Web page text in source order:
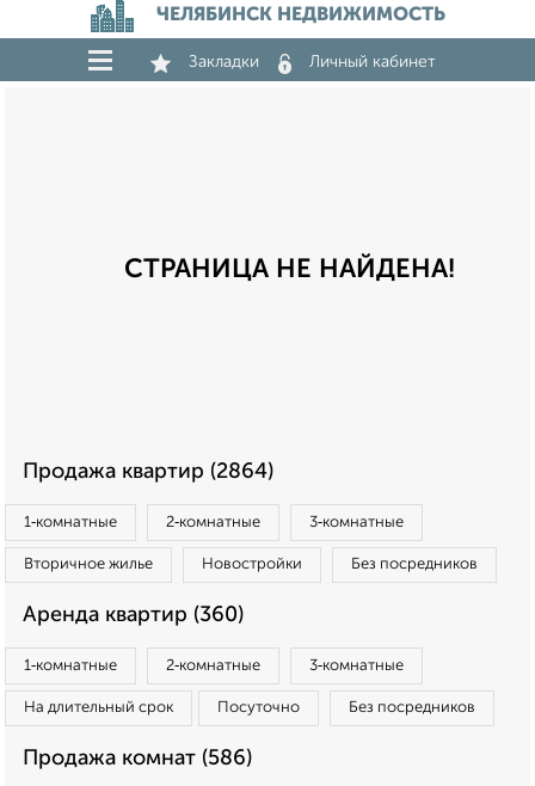
ЧЕЛЯБИНСК НЕДВИЖИМОСТЬ
Закладки Личный кабинет
СТРАНИЦА НЕ НАЙДЕНА!
Продажа квартир (2864)
1‑комнатные 2‑комнатные 3‑комнатные
Вторичное жилье Новостройки Без посредников
Аренда квартир (360)
1‑комнатные 2‑комнатные 3‑комнатные
На длительный срок Посуточно Без посредников
Продажа комнат (586)